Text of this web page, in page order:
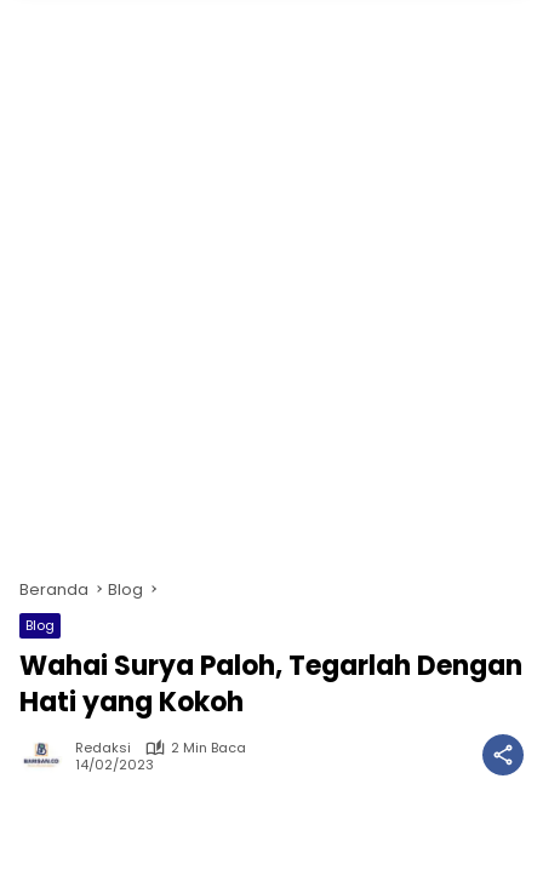
Beranda Blog
Blog
Wahai Surya Paloh, Tegarlah Dengan
Hati yang Kokoh
Redaksi
2 Min Baca
14/02/2023